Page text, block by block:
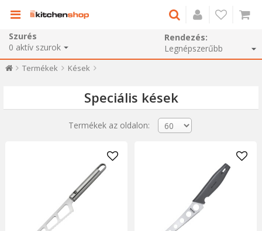
Szurés
0 aktív szurok
Rendezés:
Termékek Kések
Speciális kések
Termékek az oldalon: